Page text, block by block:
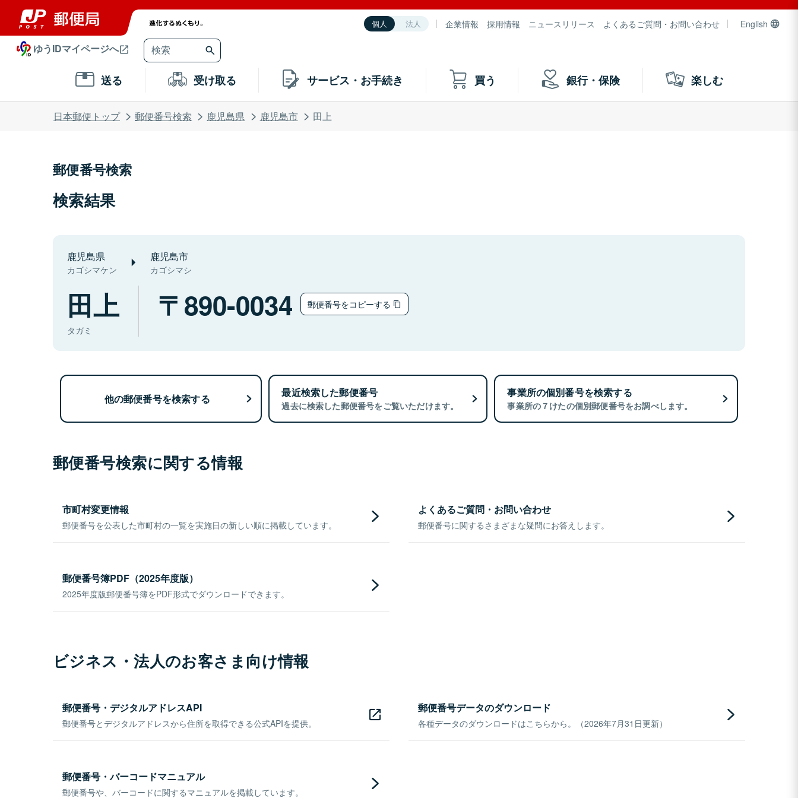
個人 法人 企業情報 採用情報 ニュースリリース よくあるご質問・お問い合わせ English
ゆうIDマイページへ
送る 受け取る サービス・お手続き 買う 銀行・保険 楽しむ
日本郵便トップ 郵便番号検索 鹿児島県 鹿児島市 田上
郵便番号検索
検索結果
鹿児島県
カゴシマケン
鹿児島市
カゴシマシ
田上
タガミ
890-0034 郵便番号をコピーする
他の郵便番号を検索する 最近検索した郵便番号
過去に検索した郵便番号をご覧いただけます。
事業所の個別番号を検索する
事業所の７けたの個別郵便番号をお調べします。
郵便番号検索に関する情報
市町村変更情報
郵便番号を公表した市町村の一覧を実施日の新しい順に掲載しています。
よくあるご質問・お問い合わせ
郵便番号に関するさまざまな疑問にお答えします。
郵便番号簿PDF（2025年度版）
2025年度版郵便番号簿をPDF形式でダウンロードできます。
ビジネス・法人のお客さま向け情報
郵便番号・デジタルアドレスAPI
郵便番号とデジタルアドレスから住所を取得できる公式APIを提供。
郵便番号データのダウンロード
各種データのダウンロードはこちらから。（2026年7月31日更新）
郵便番号・バーコードマニュアル
郵便番号や、バーコードに関するマニュアルを掲載しています。